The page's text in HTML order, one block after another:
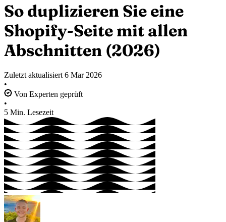
So duplizieren Sie eine
Shopify-Seite mit allen
Abschnitten (2026)
Zuletzt aktualisiert 6 Mar 2026
•
Von Experten geprüft
•
5 Min. Lesezeit